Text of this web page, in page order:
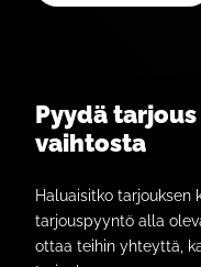
Pyydä
vaihtosta
Haluaisitko tarjouksen
tarjouspyyntö alla
ottaa teihin yhteyttä,